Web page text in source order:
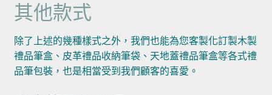
其他款式
除了上述的幾種樣式之外，我們也能為您客製化訂製木製
禮品筆盒、皮革禮品收納筆袋、天地蓋禮品筆盒等各式禮
品筆包裝，也是相當受到我們顧客的喜愛。